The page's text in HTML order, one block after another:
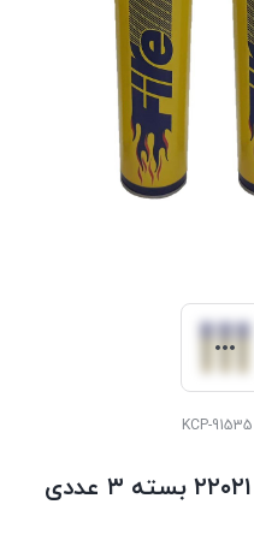
KCP-91535